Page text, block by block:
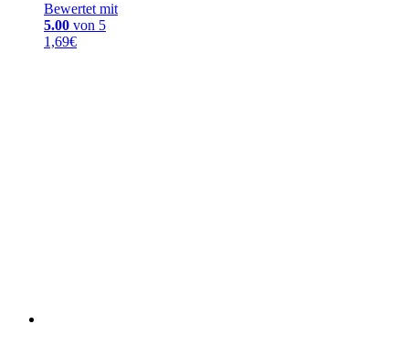
Bewertet mit
5.00 von 5
1,69€